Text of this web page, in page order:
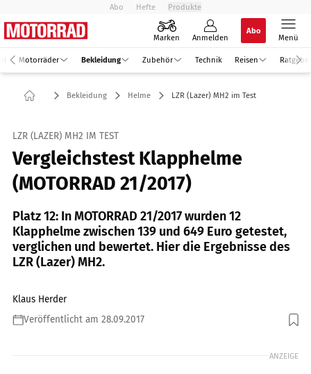
Abo Hefte Produkte
Marken Anmelden
Abo
Menü
Motorräder Bekleidung Zubehör Technik Reisen Ratgeber
Bekleidung Helme LZR (Lazer) MH2 im Test
LZR (LAZER) MH2 IM TEST
Vergleichstest Klapphelme
(MOTORRAD 21/2017)
Platz 12: In MOTORRAD 21/2017 wurden 12
Klapphelme zwischen 139 und 649 Euro getestet,
verglichen und bewertet. Hier die Ergebnisse des
LZR (Lazer) MH2.
Klaus Herder
Veröffentlicht am 28.09.2017
Foto: mps-Studio
ANZEIGE